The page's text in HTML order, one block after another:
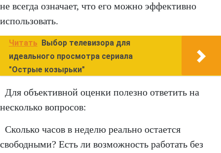
не всегда означает, что его можно эффективно
использовать.
Читать
Выбор телевизора для
идеального просмотра сериала
"Острые козырьки"
Для объективной оценки полезно ответить на
несколько вопросов:
Сколько часов в неделю реально остается
свободными? Есть ли возможность работать без